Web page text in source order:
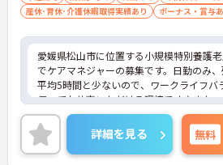
産休･育休･介護休暇取得実績あり
ボーナス・賞与
愛媛県松山市に位置する小規模特別養護
でケアマネジャーの募集です。日勤のみ
平均5時間と少ないので、ワークライフバ
保ってお仕事いただける環境です♪また
通勤可◎無料駐車場完備で便利です！ご
方はご面接のポイントお伝えしますのでご
問い合わせください。
詳細を見る 無料